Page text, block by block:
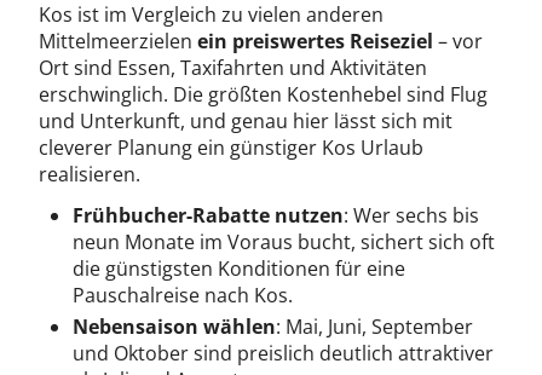
Kos ist im Vergleich zu vielen anderen
Mittelmeerzielen ein preiswertes Reiseziel – vor
Ort sind Essen, Taxifahrten und Aktivitäten
erschwinglich. Die größten Kostenhebel sind Flug
und Unterkunft, und genau hier lässt sich mit
cleverer Planung ein günstiger Kos Urlaub
realisieren.
Frühbucher-Rabatte nutzen: Wer sechs bis
neun Monate im Voraus bucht, sichert sich oft
die günstigsten Konditionen für eine
Pauschalreise nach Kos.
Nebensaison wählen: Mai, Juni, September
und Oktober sind preislich deutlich attraktiver